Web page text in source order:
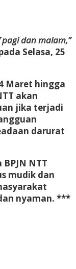
dan malam,”
Selasa, 25
Maret hingga
akan
jika terjadi
darurat
NTT
mudik dan
nyaman. ***